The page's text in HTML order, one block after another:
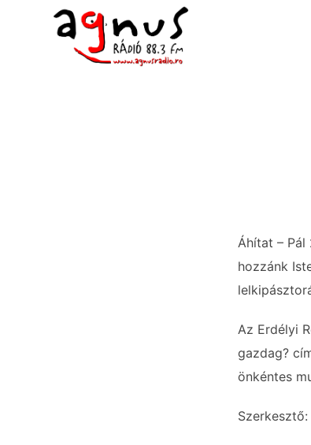
Agnus Rádió
Áhítat – Pál
hozzánk
Az Erdélyi
gazdag?
önkéntes